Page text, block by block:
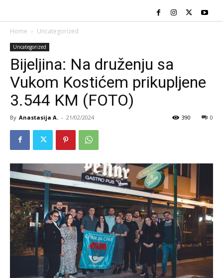
Home Uncategorized
Uncategorized
Bijeljina: Na druženju sa
Vukom Kostićem prikupljene
3.544 KM (FOTO)
By Anastasija A. - 21/02/2024 0
390